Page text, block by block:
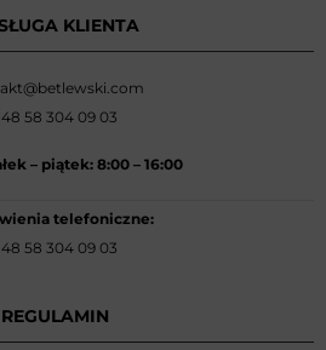
KLIENTA
58 304 09 03
– piątek: 8:00 – 16:00
telefoniczne:
58 304 09 03
REGULAMIN